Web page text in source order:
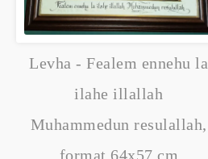
Levha - Fealem ennehu la
ilahe illallah
Muhammedun resulallah,
format 64x57 cm